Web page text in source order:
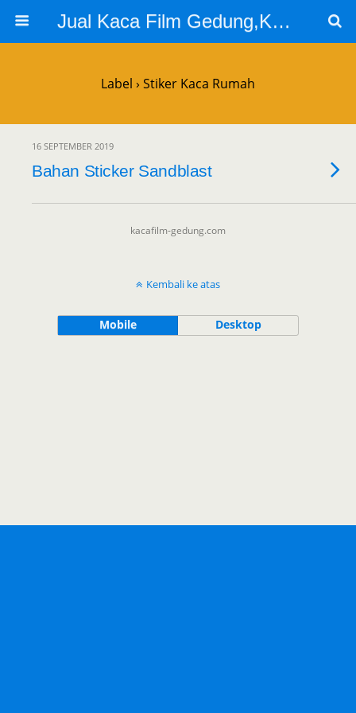
Jual Kaca Film Gedung,Kaca Film 3m
Label › Stiker Kaca Rumah
16 SEPTEMBER 2019
Bahan Sticker Sandblast
kacafilm-gedung.com
Kembali ke atas
Mobile Desktop